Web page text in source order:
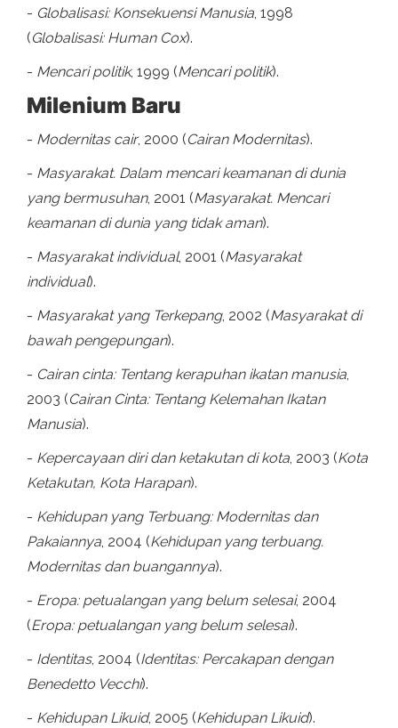
- Globalisasi: Konsekuensi Manusia, 1998
(Globalisasi: Human Cox).
- Mencari politik, 1999 (Mencari politik).
Milenium Baru
- Modernitas cair, 2000 (Cairan Modernitas).
- Masyarakat. Dalam mencari keamanan di dunia
yang bermusuhan, 2001 (Masyarakat. Mencari
keamanan di dunia yang tidak aman).
- Masyarakat individual, 2001 (Masyarakat
individual).
- Masyarakat yang Terkepang, 2002 (Masyarakat di
bawah pengepungan).
- Cairan cinta: Tentang kerapuhan ikatan manusia,
2003 (Cairan Cinta: Tentang Kelemahan Ikatan
Manusia).
- Kepercayaan diri dan ketakutan di kota, 2003 (Kota
Ketakutan, Kota Harapan).
- Kehidupan yang Terbuang: Modernitas dan
Pakaiannya, 2004 (Kehidupan yang terbuang.
Modernitas dan buangannya).
- Eropa: petualangan yang belum selesai, 2004
(Eropa: petualangan yang belum selesai).
- Identitas, 2004 (Identitas: Percakapan dengan
Benedetto Vecchi).
- Kehidupan Likuid, 2005 (Kehidupan Likuid).